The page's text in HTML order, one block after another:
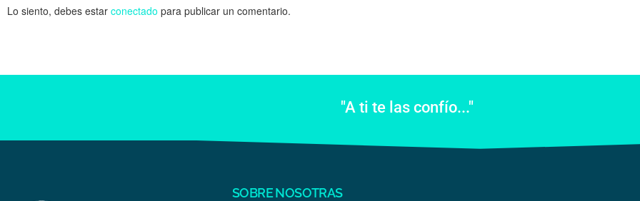
Lo siento, debes estar conectado para publicar un comentario.
"A ti te las confío..."
SOBRE NOSOTRAS